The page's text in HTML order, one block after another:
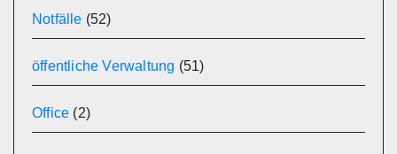
Notfälle (52)
öffentliche Verwaltung (51)
Office (2)